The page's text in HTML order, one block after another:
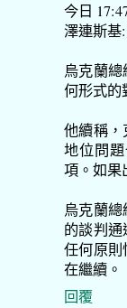
今日
澤連斯基
烏克蘭
何形式的
他續稱
地位問
項。如果
烏克蘭
的談判
任何原
在繼續。
回覆